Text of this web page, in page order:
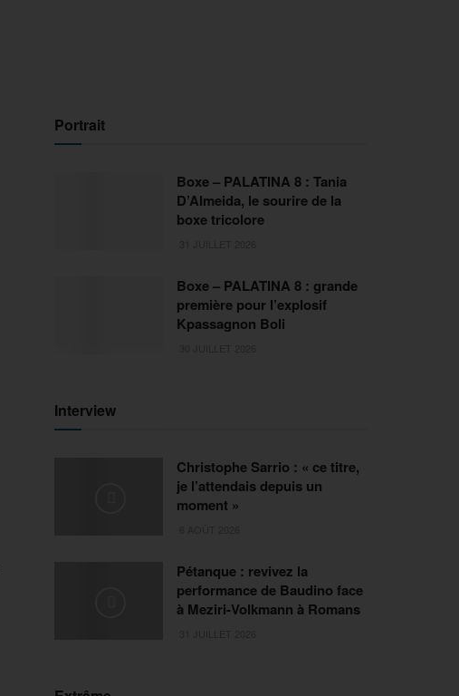
Portrait
Boxe – PALATINA 8 : Tania
D’Almeida, le sourire de la
boxe tricolore
Boxe – PALATINA 8 : grande
première pour l’explosif
Kpassagnon Boli
Interview
Christophe Sarrio : « ce titre,
je l’attendais depuis un
moment »
Pétanque : revivez la
performance de Baudino face
à Meziri-Volkmann à Romans